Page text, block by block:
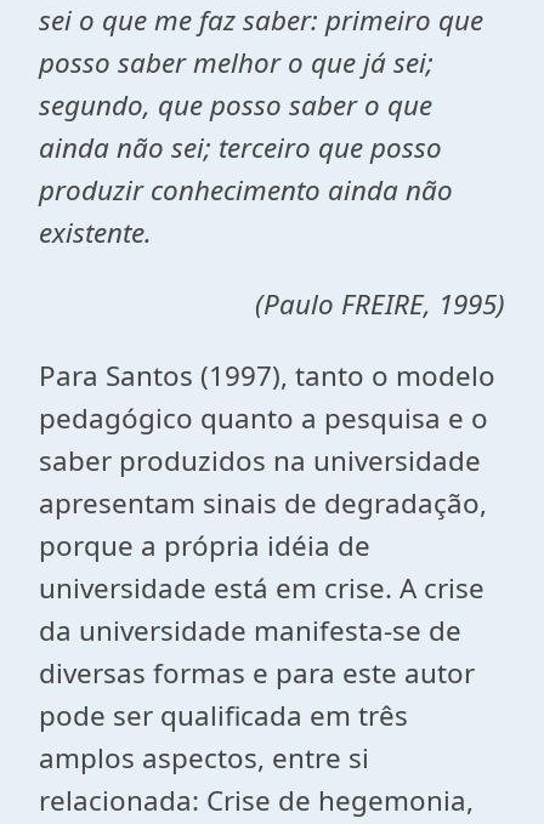
sei o que me faz saber: primeiro que
posso saber melhor o que já sei;
segundo, que posso saber o que
ainda não sei; terceiro que posso
produzir conhecimento ainda não
existente.
(Paulo FREIRE, 1995)
Para Santos (1997), tanto o modelo
pedagógico quanto a pesquisa e o
saber produzidos na universidade
apresentam sinais de degradação,
porque a própria idéia de
universidade está em crise. A crise
da universidade manifesta-se de
diversas formas e para este autor
pode ser qualificada em três
amplos aspectos, entre si
relacionada: Crise de hegemonia,